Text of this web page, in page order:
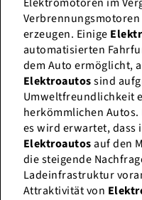
erzeugen. Einige
automatisierten
dem Auto ermöglicht,
Elektroautossind
Umweltfreundlichkeit
herkömmlichen
es wird erwartet, dass
Elektroautosauf den
die steigende
Ladeinfrastruktur
Attraktivität von